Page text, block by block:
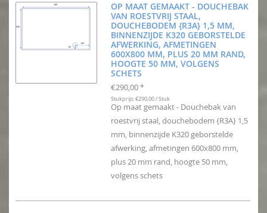
OP MAAT GEMAAKT - DOUCHEBAK
VAN ROESTVRIJ STAAL,
DOUCHEBODEM {R3A} 1,5 MM,
BINNENZIJDE K320 GEBORSTELDE
AFWERKING, AFMETINGEN
600X800 MM, PLUS 20 MM RAND,
HOOGTE 50 MM, VOLGENS
SCHETS
€290,00 *
Stukprijs: €290,00 / Stuk
Op maat gemaakt - Douchebak van
roestvrij staal, douchebodem {R3A} 1,5
mm, binnenzijde K320 geborstelde
afwerking, afmetingen 600x800 mm,
plus 20 mm rand, hoogte 50 mm,
volgens schets